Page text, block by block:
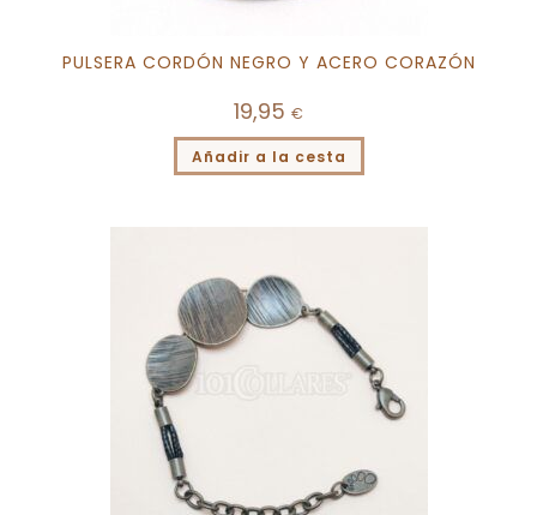
PULSERA CORDÓN NEGRO Y ACERO CORAZÓN
19,95 €
Añadir a la cesta